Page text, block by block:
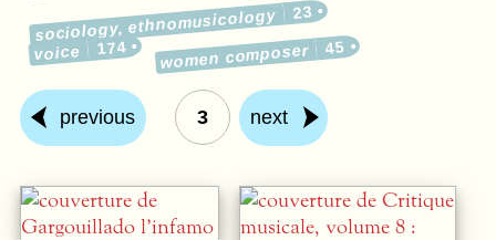
sociology, ethnomusicology 23
voice 174 women composer 45
previous 3 next